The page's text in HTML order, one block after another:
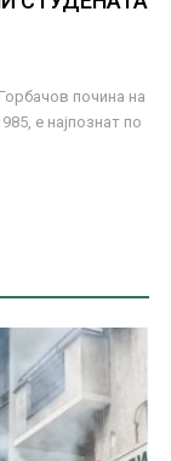
почина на
е најпознат по